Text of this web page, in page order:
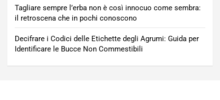
Tagliare sempre l’erba non è così innocuo come sembra:
il retroscena che in pochi conoscono
Decifrare i Codici delle Etichette degli Agrumi: Guida per
Identificare le Bucce Non Commestibili